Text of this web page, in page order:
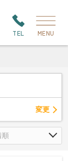
TEL MENU
変更